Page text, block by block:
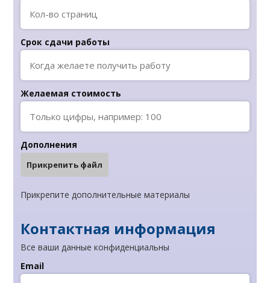
Срок сдачи работы
Желаемая стоимость
Дополнения
Прикрепить файл
Прикрепите дополнительные материалы
Контактная информация
Все ваши данные конфиденциальны
Email